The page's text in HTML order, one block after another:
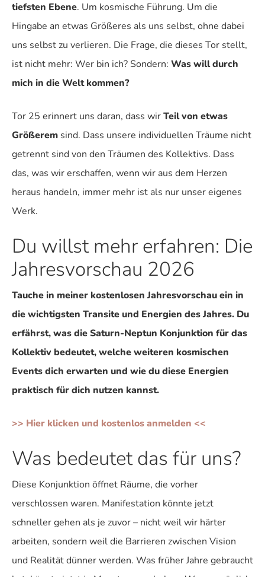
tiefsten Ebene. Um kosmische Führung. Um die
Hingabe an etwas Größeres als uns selbst, ohne dabei
uns selbst zu verlieren. Die Frage, die dieses Tor stellt,
ist nicht mehr: Wer bin ich? Sondern: Was will durch
mich in die Welt kommen?
Tor 25 erinnert uns daran, dass wirTeil von etwas
Größerem sind. Dass unsere individuellen Träume nicht
getrennt sind von den Träumen des Kollektivs. Dass
das, was wir erschaffen, wenn wir aus dem Herzen
heraus handeln, immer mehr ist als nur unser eigenes
Werk.
Du willst mehr erfahren: Die
Jahresvorschau 2026
Tauche in meiner kostenlosen Jahresvorschau ein in
die wichtigsten Transite und Energien des Jahres. Du
erfährst, was die Saturn-Neptun Konjunktion für das
Kollektiv bedeutet, welche weiteren kosmischen
Events dich erwarten und wie du diese Energien
praktisch für dich nutzen kannst.
>> Hier klicken und kostenlos anmelden <<
Was bedeutet das für uns?
Diese Konjunktion öffnet Räume, die vorher
verschlossen waren. Manifestation könnte jetzt
schneller gehen als je zuvor – nicht weil wir härter
arbeiten, sondern weil die Barrieren zwischen Vision
und Realität dünner werden. Was früher Jahre gebraucht